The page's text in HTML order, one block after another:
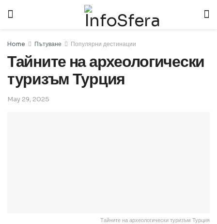
Home Пътуване Популярни дестинации
Тайните на археологически
туризъм Турция
May 29, 2025
Тайните на археологически туризъм Турция